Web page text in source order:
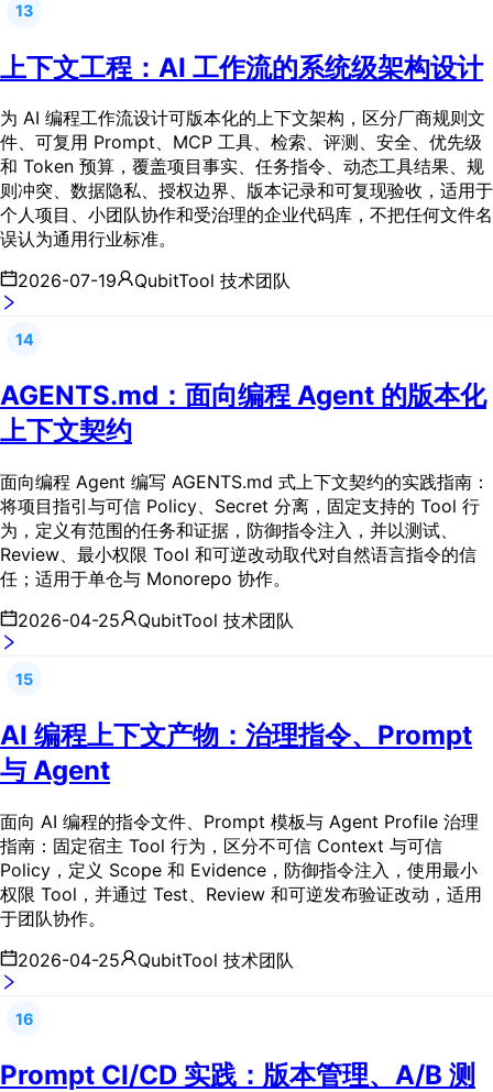
13
上下文工程：AI 工作流的系统级架构设计
为 AI 编程工作流设计可版本化的上下文架构，区分厂商规则文
件、可复用 Prompt、MCP 工具、检索、评测、安全、优先级
和 Token 预算，覆盖项目事实、任务指令、动态工具结果、规
则冲突、数据隐私、授权边界、版本记录和可复现验收，适用于
个人项目、小团队协作和受治理的企业代码库，不把任何文件名
误认为通用行业标准。
2026-07-19
QubitTool 技术团队
14
AGENTS.md：面向编程 Agent 的版本化
上下文契约
面向编程 Agent 编写 AGENTS.md 式上下文契约的实践指南：
将项目指引与可信 Policy、Secret 分离，固定支持的 Tool 行
为，定义有范围的任务和证据，防御指令注入，并以测试、
Review、最小权限 Tool 和可逆改动取代对自然语言指令的信
任；适用于单仓与 Monorepo 协作。
2026-04-25
QubitTool 技术团队
15
AI 编程上下文产物：治理指令、Prompt
与 Agent
面向 AI 编程的指令文件、Prompt 模板与 Agent Profile 治理
指南：固定宿主 Tool 行为，区分不可信 Context 与可信
Policy，定义 Scope 和 Evidence，防御指令注入，使用最小
权限 Tool，并通过 Test、Review 和可逆发布验证改动，适用
于团队协作。
2026-04-25
QubitTool 技术团队
16
Prompt CI/CD 实践：版本管理、A/B 测